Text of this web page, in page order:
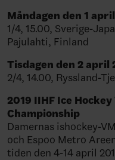
Måndagen den 1
1/4, 15.00, Sverige-
Pajulahti, Finland
Tisdagen den 2 april
2/4, 14.00, Ryssland-
2019 IIHF Ice
Championship
Damernas ishockey-
och Espoo Metro
tiden den 4-14 april